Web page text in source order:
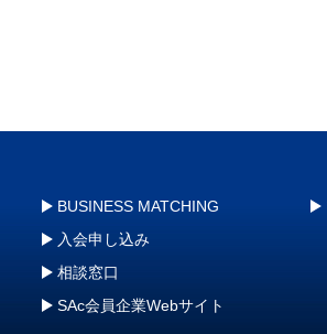
BUSINESS MATCHING
入会申し込み
相談窓口
SAc会員企業Webサイト